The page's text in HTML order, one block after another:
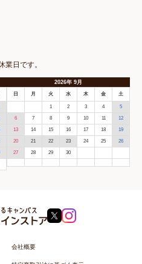
日です。
2026年9月
日 月 火 水 木 金 土
1 2 3 4 5
6 7 8 9 10 11 12
13 14 15 16 17 18 19
20 21 22 23 24 25 26
27 28 29 30
会社概要